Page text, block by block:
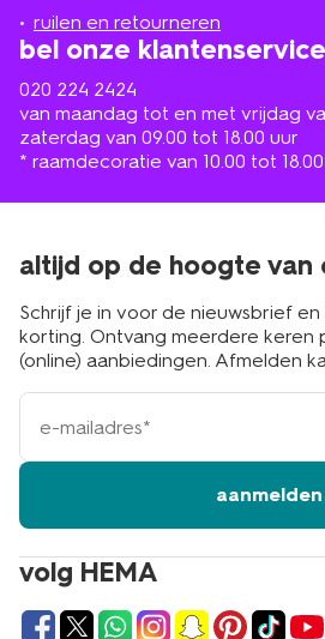
ruilen en retourneren
bel onze klantenservice
020 224 2424
van maandag tot en met vrijdag
zaterdag van 09.00 tot 18.00 uur
* raamdecoratie van 10.00 tot
buurt
volg HEMA
altijd op de hoogte van
Schrijf je in voor de nieuwsbrief en
korting. Ontvang meerdere keren
(online) aanbiedingen. Afmelden
e-
mailadres
aanmelden